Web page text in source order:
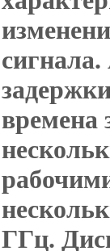
времена
ГГц.